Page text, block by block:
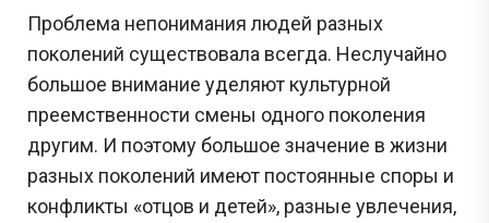
Проблема непонимания людей разных
поколений существовала всегда. Неслучайно
большое внимание уделяют культурной
преемственности смены одного поколения
другим. И поэтому большое значение в жизни
разных поколений имеют постоянные споры и
конфликты «отцов и детей», разные увлечения,